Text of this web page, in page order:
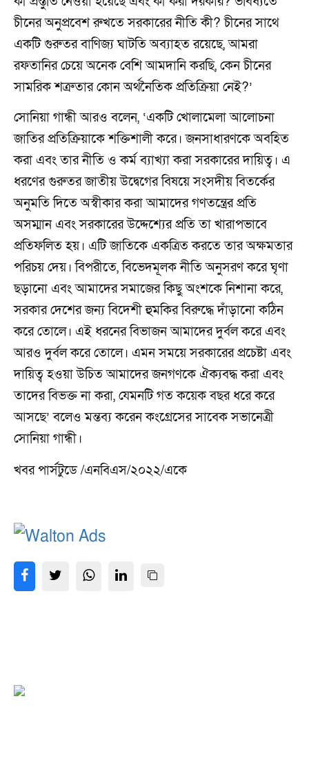
চীনের অনুপ্রবেশ রুখতে সরকারের নীতি কী? চীনের সাথে
একটি গুরুতর বাণিজ্য ঘাটতি অব্যাহত রয়েছে, আমরা
রফতানির চেয়ে অনেক বেশি আমদানি করছি, কেন চীনের
সামরিক শত্রুতার কোন অর্থনৈতিক প্রতিক্রিয়া নেই?’
সোনিয়া গান্ধী আরও বলেন, ‘একটি খোলামেলা আলোচনা
জাতির প্রতিক্রিয়াকে শক্তিশালী করে। জনসাধারণকে অবহিত
করা এবং তার নীতি ও কর্ম ব্যাখ্যা করা সরকারের দায়িত্ব। এ
ধরণের গুরুতর জাতীয় উদ্বেগের বিষয়ে সংসদীয় বিতর্কের
অনুমতি দিতে অস্বীকার করা আমাদের গণতন্ত্রের প্রতি
অসম্মান এবং সরকারের উদ্দেশ্যের প্রতি তা খারাপভাবে
প্রতিফলিত হয়। এটি জাতিকে একত্রিত করতে তার অক্ষমতার
পরিচয় দেয়। বিপরীতে, বিভেদমূলক নীতি অনুসরণ করে ঘৃণা
ছড়ানো এবং আমাদের সমাজের কিছু অংশকে নিশানা করে,
সরকার দেশের জন্য বিদেশী হুমকির বিরুদ্ধে দাঁড়ানো কঠিন
করে তোলে। এই ধরনের বিভাজন আমাদের দুর্বল করে এবং
আরও দুর্বল করে তোলে। এমন সময়ে সরকারের প্রচেষ্টা এবং
দায়িত্ব হওয়া উচিত আমাদের জনগণকে ঐক্যবদ্ধ করা এবং
তাদের বিভক্ত না করা, যেমনটি গত কয়েক বছর ধরে করে
আসছে’ বলেও মন্তব্য করেন কংগ্রেসের সাবেক সভানেত্রী
সোনিয়া গান্ধী।
খবর পার্সটুডে /এনবিএস/২০২২/একে